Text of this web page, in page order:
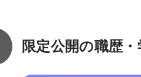
限定公開の職歴